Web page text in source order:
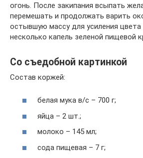
огонь. После закипания всыпать
перемешать и продолжать варить
остывшую массу для усиления
несколько капель зеленой пищевой
Со съедобной картинкой
Состав коржей:
белая мука в/с – 700 г;
яйца – 2 шт.;
молоко – 145 мл;
сода пищевая – 7 г;